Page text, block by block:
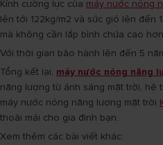
Kính cường lực của máy nước nóng
lên tới 122kg/m2 và sức gió lên đến
mà không cần lắp bình chứa cao
Với thời gian bảo hành lên đến 5
Tổng kết lại, máy nước nóng năng
năng lượng từ ánh sáng mặt trời,
máy nước nóng năng lượng mặt trời
thoải mái cho gia đình bạn.
Xem thêm các bài viết khác: